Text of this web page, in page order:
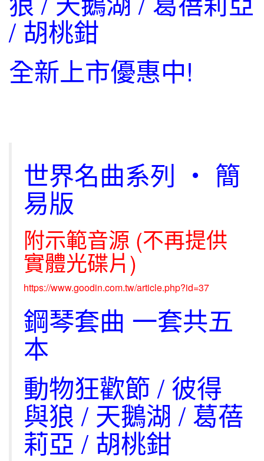
/ 胡桃鉗
全新上市優惠中!
世界名曲系列 ‧ 簡
易版
附示範音源 (不再提供
實體光碟片)
https://www.goodin.com.tw/article.php?id=37
鋼琴套曲 一套共五
本
動物狂歡節 / 彼得
與狼 / 天鵝湖 / 葛蓓
莉亞 / 胡桃鉗